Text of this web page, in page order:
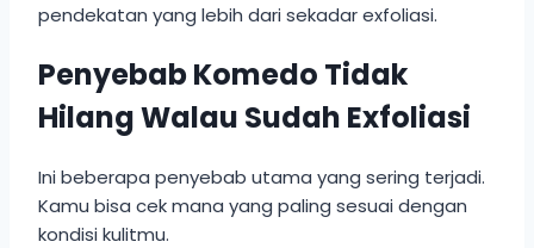
pendekatan yang lebih dari sekadar exfoliasi.
Penyebab Komedo Tidak
Hilang Walau Sudah Exfoliasi
Ini beberapa penyebab utama yang sering terjadi.
Kamu bisa cek mana yang paling sesuai dengan
kondisi kulitmu.